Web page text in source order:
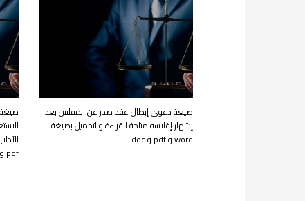
صيغة دعوى إبطال عقد صدر عن المفلس بعد
إشهار إفلاسه متاحة للقراءة والتحميل بصيغة
word و pdf و doc
pdf و doc